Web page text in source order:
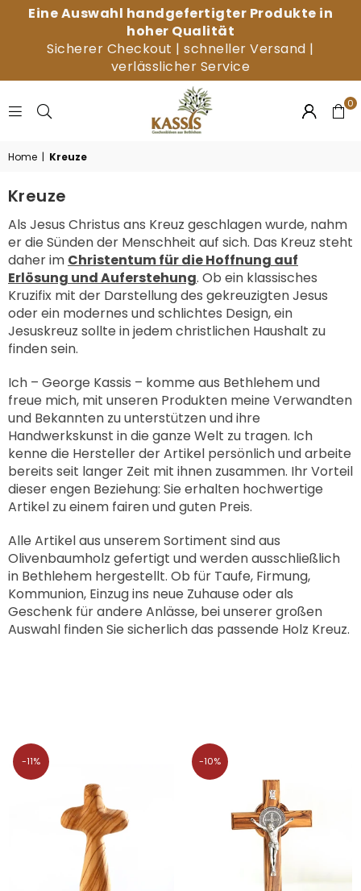
Eine Auswahl handgefertigter Produkte in
hoher Qualität
Sicherer Checkout | schneller Versand |
verlässlicher Service
0
Home | Kreuze
Kreuze
Als Jesus Christus ans Kreuz geschlagen wurde, nahm
er die Sünden der Menschheit auf sich. Das Kreuz steht
daher im Christentum für die Hoffnung auf
Erlösung und Auferstehung. Ob ein klassisches
Kruzifix mit der Darstellung des gekreuzigten Jesus
oder ein modernes und schlichtes Design, ein
Jesuskreuz sollte in jedem christlichen Haushalt zu
finden sein.
Ich – George Kassis – komme aus Bethlehem und
freue mich, mit unseren Produkten meine Verwandten
und Bekannten zu unterstützen und ihre
Handwerkskunst in die ganze Welt zu tragen. Ich
kenne die Hersteller der Artikel persönlich und arbeite
bereits seit langer Zeit mit ihnen zusammen. Ihr Vorteil
dieser engen Beziehung: Sie erhalten hochwertige
Artikel zu einem fairen und guten Preis.
Alle Artikel aus unserem Sortiment sind aus
Olivenbaumholz gefertigt und werden ausschließlich
in Bethlehem hergestellt. Ob für Taufe, Firmung,
Kommunion, Einzug ins neue Zuhause oder als
Geschenk für andere Anlässe, bei unserer großen
Auswahl finden Sie sicherlich das passende Holz Kreuz.
-11% -10%